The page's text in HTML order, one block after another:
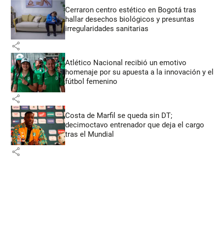
Cerraron centro estético en Bogotá tras
hallar desechos biológicos y presuntas
irregularidades sanitarias
share
Atlético Nacional recibió un emotivo
homenaje por su apuesta a la innovación y el
fútbol femenino
share
Costa de Marfil se queda sin DT;
decimoctavo entrenador que deja el cargo
tras el Mundial
share